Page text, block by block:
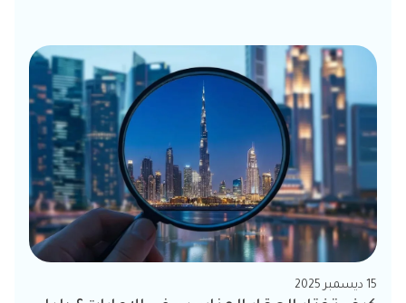
15 ديسمبر 2025